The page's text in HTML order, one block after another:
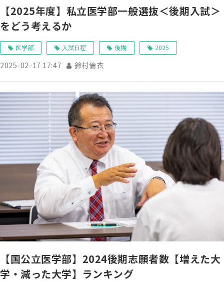
【2025年度】私立医学部一般選抜＜後期入試＞
をどう考えるか
医学部 入試日程 後期 2025
2025-02-17 17:47 鈴村倫衣
【国公立医学部】2024後期志願者数【増えた大
学・減った大学】ランキング